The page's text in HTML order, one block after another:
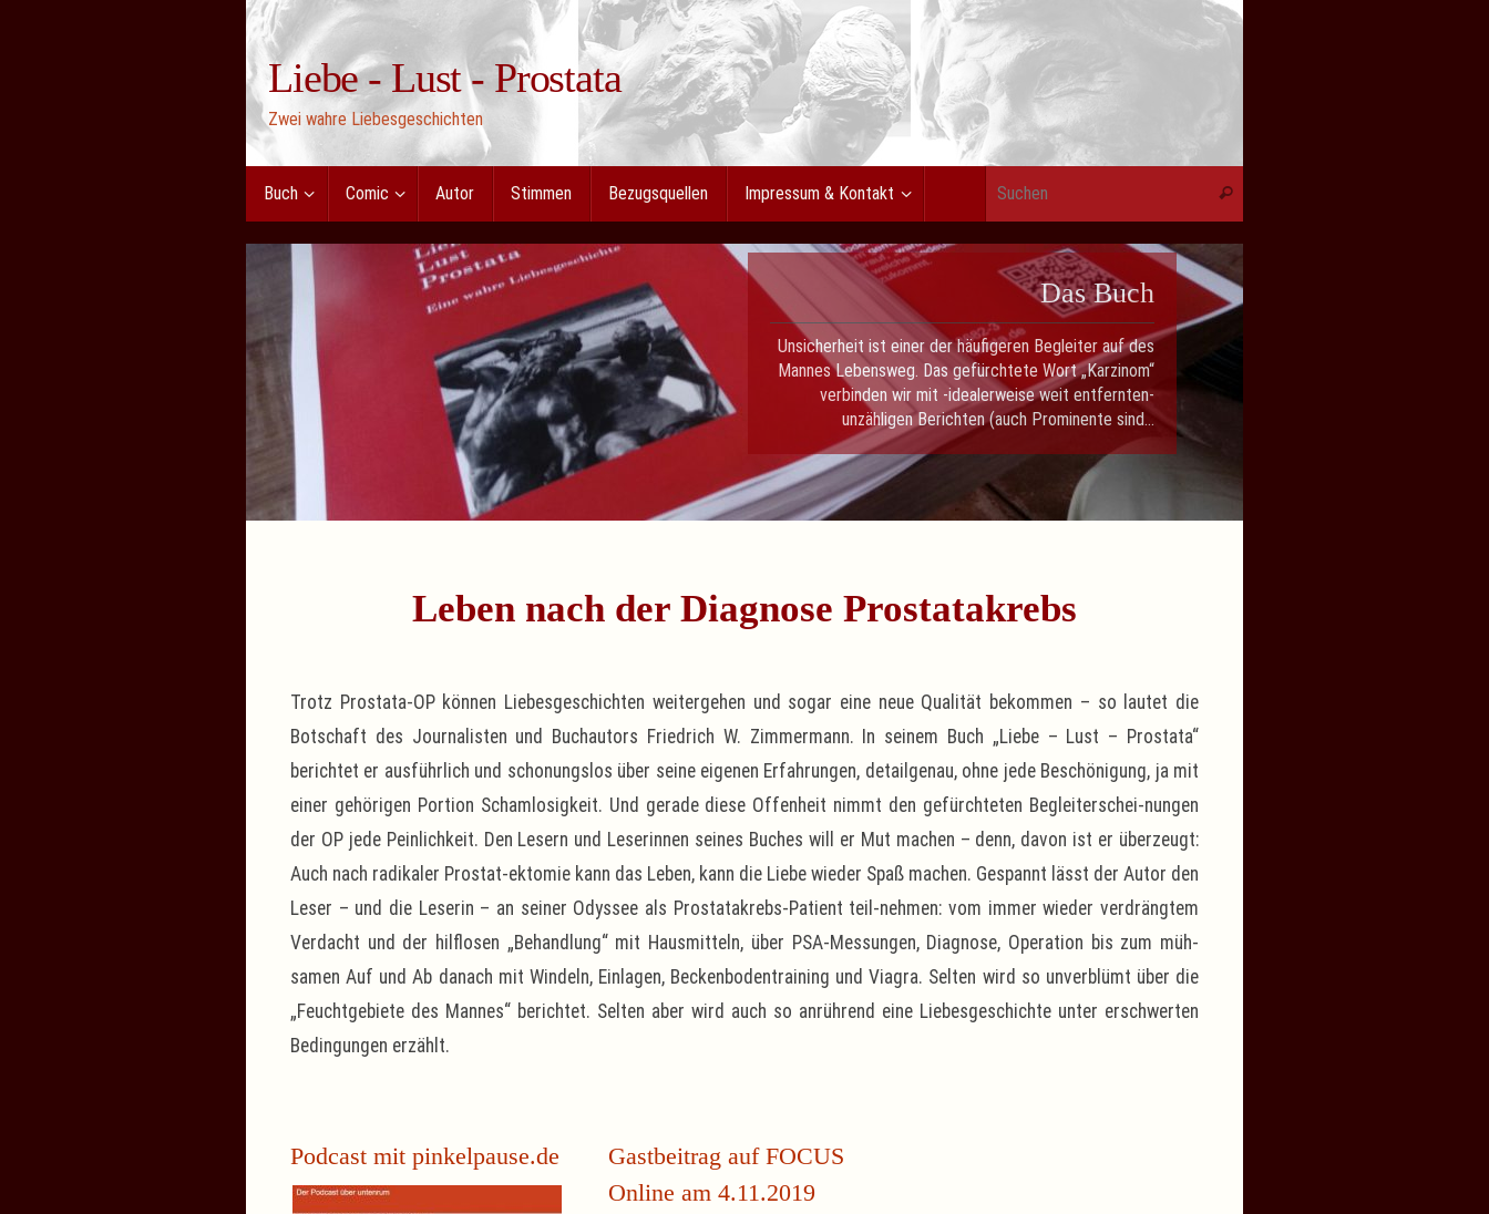
Liebe - Lust - Prostata
Zwei wahre Liebesgeschichten
Inhalt
springen
Buch Comic Autor Stimmen Bezugsquellen Impressum & Kontakt Suchen
Das Buch
Unsicherheit ist einer der häufigeren Begleiter auf des
Mannes Lebensweg. Das gefürchtete Wort „Karzinom“
verbinden wir mit -idealerweise weit entfernten-
unzähligen Berichten (auch Prominente sind...
Leben nach der Diagnose Prostatakrebs
Trotz Prostata-OP können Liebesgeschichten weitergehen und sogar eine neue Qualität bekommen – so lautet die
Botschaft des Journalisten und Buchautors Friedrich W. Zimmermann. In seinem Buch „Liebe – Lust – Prostata“
berichtet er ausführlich und schonungslos über seine eigenen Erfahrungen, detailgenau, ohne jede Beschönigung, ja mit
einer gehörigen Portion Schamlosigkeit. Und gerade diese Offenheit nimmt den gefürchteten Begleiterschei-nungen
der OP jede Peinlichkeit. Den Lesern und Leserinnen seines Buches will er Mut machen – denn, davon ist er überzeugt:
Auch nach radikaler Prostat-ektomie kann das Leben, kann die Liebe wieder Spaß machen. Gespannt lässt der Autor den
Leser – und die Leserin – an seiner Odyssee als Prostatakrebs-Patient teil-nehmen: vom immer wieder verdrängtem
Verdacht und der hilflosen „Behandlung“ mit Hausmitteln, über PSA-Messungen, Diagnose, Operation bis zum müh-
samen Auf und Ab danach mit Windeln, Einlagen, Beckenbodentraining und Viagra. Selten wird so unverblümt über die
„Feuchtgebiete des Mannes“ berichtet. Selten aber wird auch so anrührend eine Liebesgeschichte unter erschwerten
Bedingungen erzählt.
Podcast mit pinkelpause.de
Gastbeitrag auf FOCUS
Online am 4.11.2019